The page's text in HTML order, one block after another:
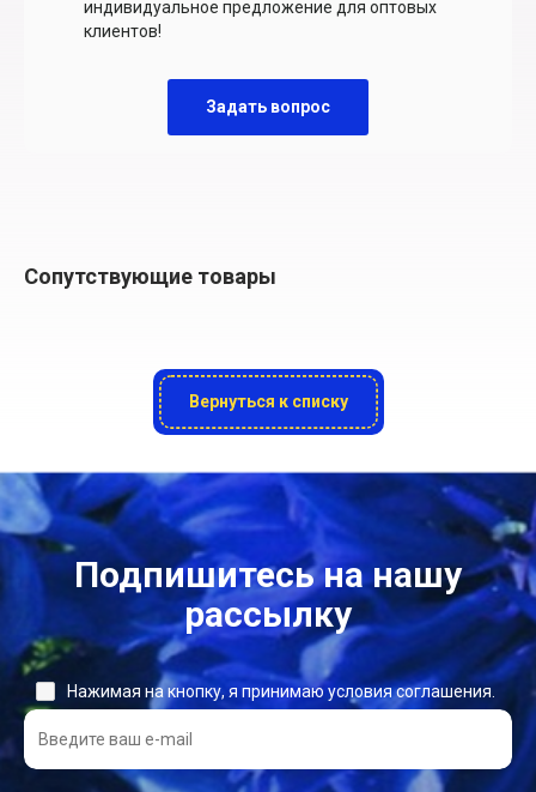
индивидуальное предложение для оптовых
клиентов!
Задать вопрос
Сопутствующие товары
Вернуться к списку
Подпишитесь на нашу
рассылку
Нажимая на кнопку, я принимаю условия соглашения.